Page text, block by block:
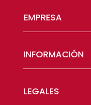
EMPRESA
INFORMACIÓN
LEGALES